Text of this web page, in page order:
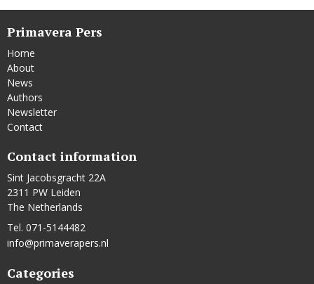
Primavera Pers
Home
About
News
Authors
Newsletter
Contact
Contact information
Sint Jacobsgracht 22A
2311 PW Leiden
The Netherlands
Tel. 071-5144482
info@primaverapers.nl
Categories